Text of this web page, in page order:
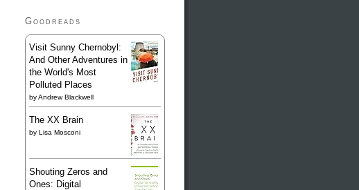
Goodreads
Visit Sunny Chernobyl:
And Other Adventures in
the World's Most
Polluted Places
byAndrew Blackwell
The XX Brain
by Lisa Mosconi
Shouting Zeros and
Ones: Digital